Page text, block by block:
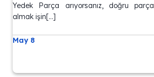
Yedek Parça arıyorsanız, doğru
almak işin[…]
May 8